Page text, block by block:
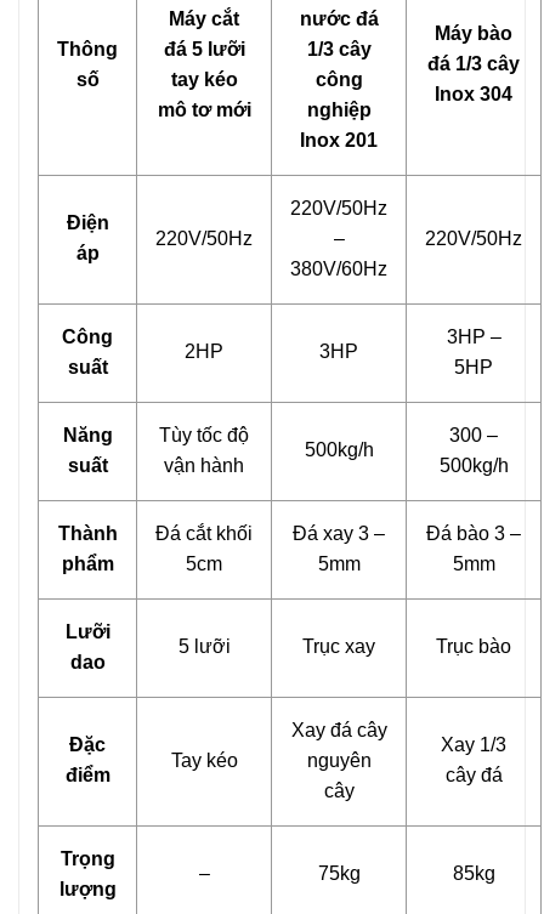
Thông
số
Máy cắt
đá 5 lưỡi
tay kéo
mô tơ mới
nước đá
1/3 cây
công
nghiệp
Inox 201
Máy bào
đá 1/3 cây
Inox 304
Điện
áp
220V/50Hz
220V/50Hz
–
380V/60Hz
220V/50Hz
Công
suất
2HP 3HP
3HP –
5HP
Năng
suất
Tùy tốc độ
vận hành
500kg/h
300 –
500kg/h
Thành
phẩm
Đá cắt khối
5cm
Đá xay 3 –
5mm
Đá bào 3 –
5mm
Lưỡi
dao
5 lưỡi Trục xay Trục bào
Đặc
điểm
Tay kéo
Xay đá cây
nguyên
cây
Xay 1/3
cây đá
Trọng
lượng
– 75kg 85kg